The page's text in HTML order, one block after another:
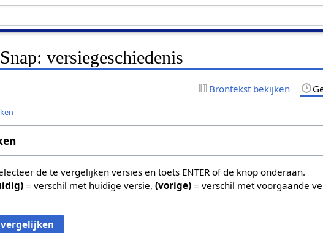
versiegeschiedenis
Brontekst bekijken
de te vergelijken versies en toets ENTER of de knop onderaan.
= verschil met huidige versie,(vorige) = verschil met voorgaande